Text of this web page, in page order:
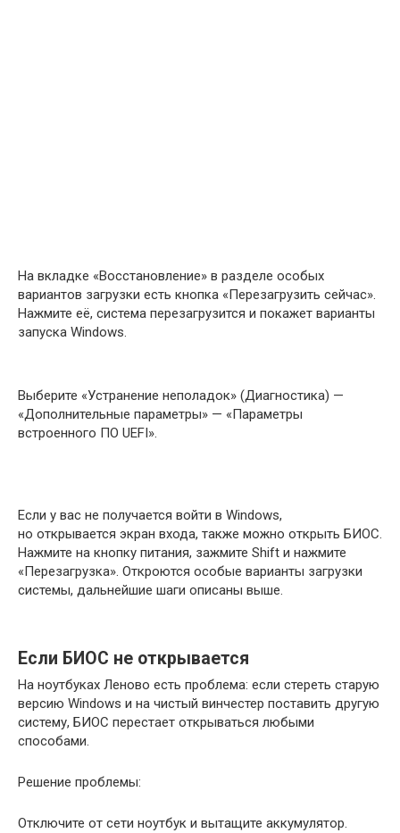
На вкладке «Восстановление» в разделе особых
вариантов загрузки есть кнопка «Перезагрузить сейчас».
Нажмите её, система перезагрузится и покажет варианты
запуска Windows.
Выберите «Устранение неполадок» (Диагностика) —
«Дополнительные параметры» — «Параметры
встроенного ПО UEFI».
Если у вас не получается войти в Windows,
но открывается экран входа, также можно открыть БИОС.
Нажмите на кнопку питания, зажмите Shift и нажмите
«Перезагрузка». Откроются особые варианты загрузки
системы, дальнейшие шаги описаны выше.
Если БИОС не открывается
На ноутбуках Леново есть проблема: если стереть старую
версию Windows и на чистый винчестер поставить другую
систему, БИОС перестает открываться любыми
способами.
Решение проблемы:
Отключите от сети ноутбук и вытащите аккумулятор.